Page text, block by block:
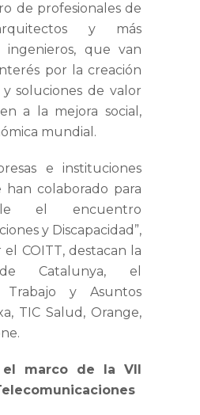
de profesionales de
y más
ingenieros, que van
por la creación
soluciones de valor
a la mejora social,
mundial.
e instituciones
han colaborado para
el encuentro
y Discapacidad”,
COITT, destacan la
Catalunya, el
Trabajo y Asuntos
TIC Salud, Orange,
marco de la VII